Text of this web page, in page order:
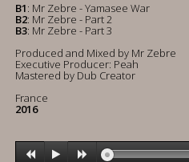
B1: Mr Zebre - Yamasee War
B2: Mr Zebre - Part 2
B3: Mr Zebre - Part 3
Produced and Mixed by Mr Zebre
Executive Producer: Peah
Mastered by Dub Creator
France
2016